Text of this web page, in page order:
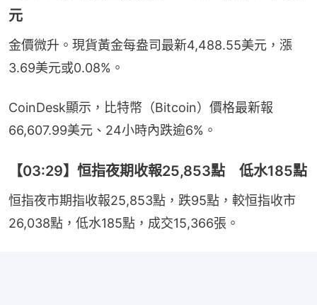
元
金價微升。現貨黃金每盎司最新4,488.55美元，漲
3.69美元或0.08%。
CoinDesk顯示，比特幣（Bitcoin）價格最新報
66,607.99美元、24小時內跌逾6%。
【03:29】恒指夜期收報25,853點 低水185點
恒指夜市期指收報25,853點，跌95點，較恒指收市
26,038點，低水185點，成交15,366張。